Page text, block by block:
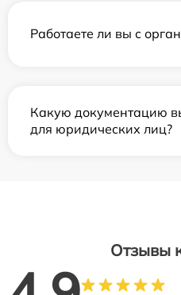
Работаете ли вы с
Какую документацию
для юридических лиц?
Отзывы